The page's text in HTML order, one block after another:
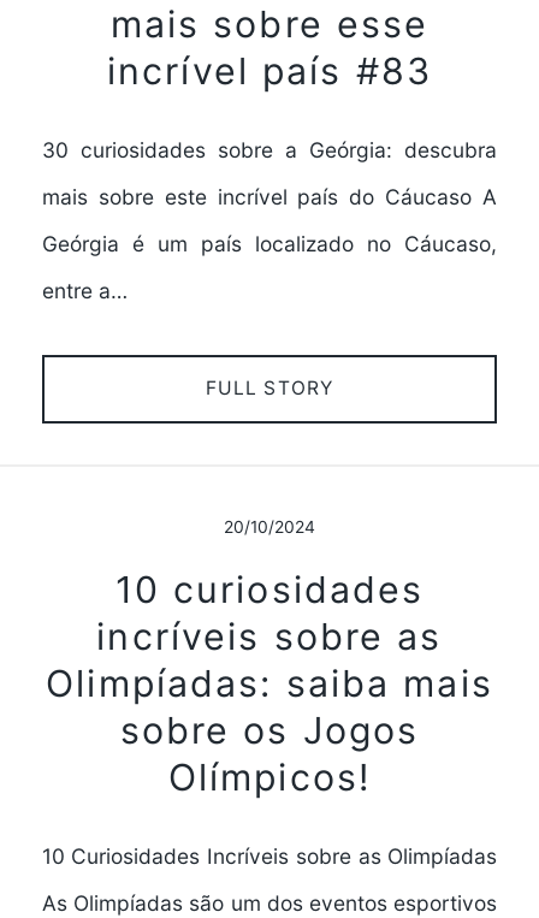
mais sobre esse
incrível país #83
30 curiosidades sobre a Geórgia: descubra
mais sobre este incrível país do Cáucaso A
Geórgia é um país localizado no Cáucaso,
entre a…
FULL STORY
20/10/2024
10 curiosidades
incríveis sobre as
Olimpíadas: saiba mais
sobre os Jogos
Olímpicos!
10 Curiosidades Incríveis sobre as Olimpíadas
As Olimpíadas são um dos eventos esportivos